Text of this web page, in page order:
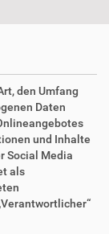
den Umfang
Daten
und Inhalte
Social Media
als